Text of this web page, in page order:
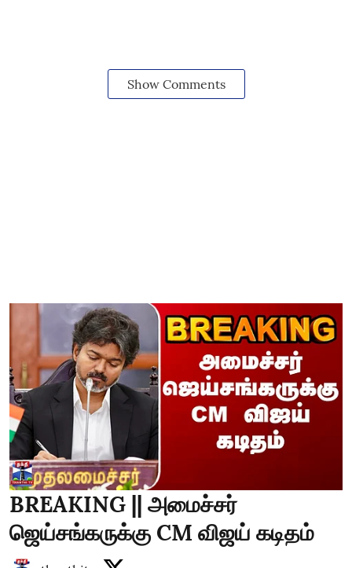
Show Comments
BREAKING || அமைச்சர்
ஜெய்சங்கருக்கு CM விஜய் கடிதம்